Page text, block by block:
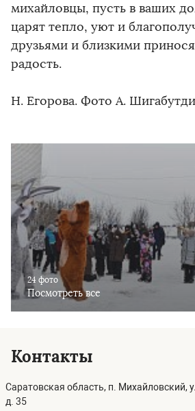
михайловцы, пусть в ваших
царят тепло, уют и
друзьями и близкими
радость.
Н. Егорова. Фото А.
24 фото
Посмотреть все
Контакты
Саратовская область, п. Михайловский,
д. 35